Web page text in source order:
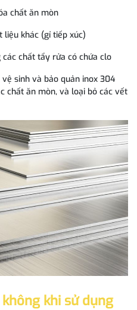
chất ăn mòn
khác (gỉ tiếp xúc)
các chất tẩy rửa có chứa clo
sinh và bảo quản inox 304
chất ăn mòn, và loại bỏ các vết
khi sử dụng